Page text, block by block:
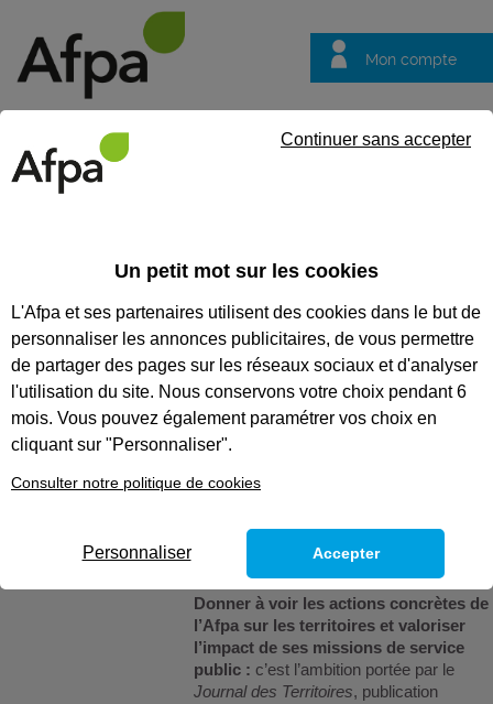
Mon compte
questions
Fil info
L’Afpa Nouvelle-
Aquitaine publie un
nouveau numéro de
son Journal des
Territoires
Donner à voir les actions concrètes de
l’Afpa sur les territoires et valoriser
l’impact de ses missions de service
public : c’est l’ambition portée par le
Journal des Territoires, publication
Un petit mot sur les cookies
L'Afpa et ses partenaires utilisent des cookies dans le but de
personnaliser les annonces publicitaires, de vous permettre
de partager des pages sur les réseaux sociaux et d'analyser
l'utilisation du site. Nous conservons votre choix pendant 6
mois. Vous pouvez également paramétrer vos choix en
cliquant sur "Personnaliser".
Consulter notre politique de cookies
Continuer sans accepter
Personnaliser Accepter